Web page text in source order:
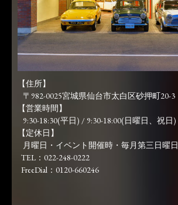
【住所】
〒982-0025宮城県仙台市太白区砂押町20-3
【営業時間】
9:30-18:30(平日) / 9:30-18:00(日曜日、祝日)
【定休日】
月曜日・イベント開催時・毎月第三日曜日
TEL：022-248-0222
FreeDial：0120-660246